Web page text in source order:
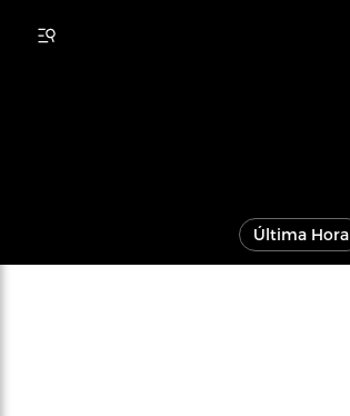
Última Hora